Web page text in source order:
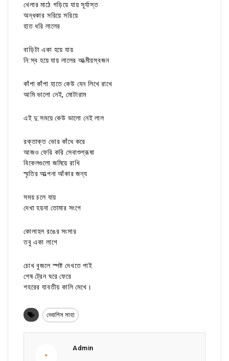
খেলার মাঠে গড়িয়ে যায় সূর্যাস্ত
অন্ধকার সরিয়ে সরিয়ে
হাত ধরি লালের
বাড়িটা একা হয়ে যায়
নি:স্ব হয়ে যায় লালের আত্মীয়স্বজন
কাঁপা কাঁপা হাতে কেউ যেন লিখে রাখে
আমি ভালো নেই, মোটারাম
এই দু:সময়ে কেউ ভালো নেই লাল
রক্তাক্ত ভোর কাঁধে করে
আজও ফেরি করি সেবাশুশ্রূষা
বিকেলগুলো জমিয়ে রাখি
স্মৃতির আল্পনা আঁকার জন্য
সময় চলে যায়
দেখা হয়না তোমার সংগে
কোলাহল রঙের সংসার
তবু একা লাগে
চোখ বুজলে স্পষ্ট দেখতে পাই
শেষ ট্রেন ঘরে ফেরে
শহরের যাবতীয় কালি মেখে।
দেবাশিস সাহা
Admin